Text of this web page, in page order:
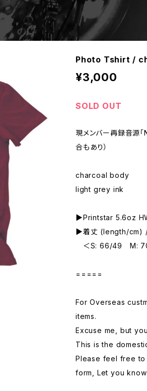
Photo Tshirt /
¥3,000
SOLD OUT
現メンバー再録音源「
合もあり）
charcoal body
light grey ink
▶︎Printstar 5.6oz
▶︎着丈 (length/cm)
＜S: 66/49 M:
=====
For Overseas
items.
Excuse me, but
This is the
Please feel free
form, Let you